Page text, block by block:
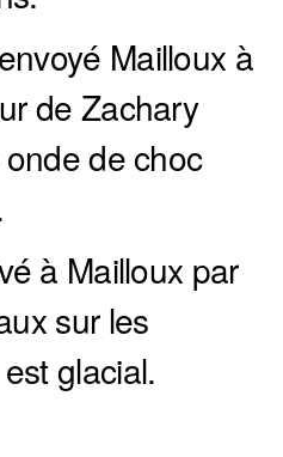
Mailloux à
de Zachary
de choc
à Mailloux par
sur les
glacial.